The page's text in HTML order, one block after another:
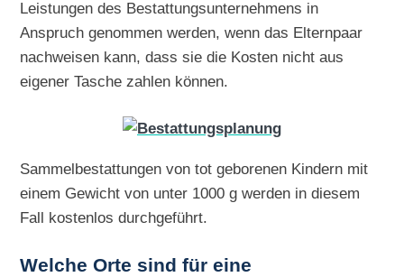
Leistungen des Bestattungsunternehmens in
Anspruch genommen werden, wenn das Elternpaar
nachweisen kann, dass sie die Kosten nicht aus
eigener Tasche zahlen können.
Sammelbestattungen von tot geborenen Kindern mit
einem Gewicht von unter 1000 g werden in diesem
Fall kostenlos durchgeführt.
Welche Orte sind für eine